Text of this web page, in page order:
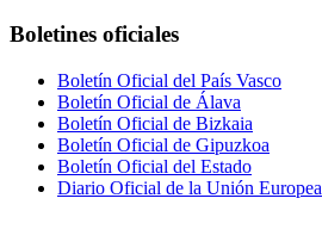
Boletines oficiales
Boletín Oficial del País Vasco
Boletín Oficial de Álava
Boletín Oficial de Bizkaia
Boletín Oficial de Gipuzkoa
Boletín Oficial del Estado
Diario Oficial de la Unión Europea